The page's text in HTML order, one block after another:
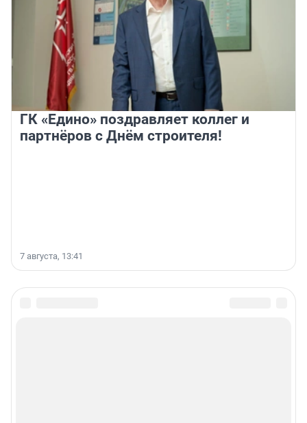
ГК «Едино» поздравляет коллег и
партнёров с Днём строителя!
7 августа, 13:41